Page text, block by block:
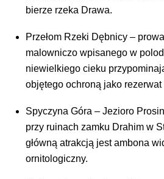
bierze rzeka Drawa.
Przełom Rzeki Dębnicy –
malowniczo wpisanego w
niewielkiego cieku
objętego ochroną jako rezerwat
Spyczyna Góra – Jezioro
przy ruinach zamku Drahim w
główną atrakcją jest ambona
ornitologiczny.